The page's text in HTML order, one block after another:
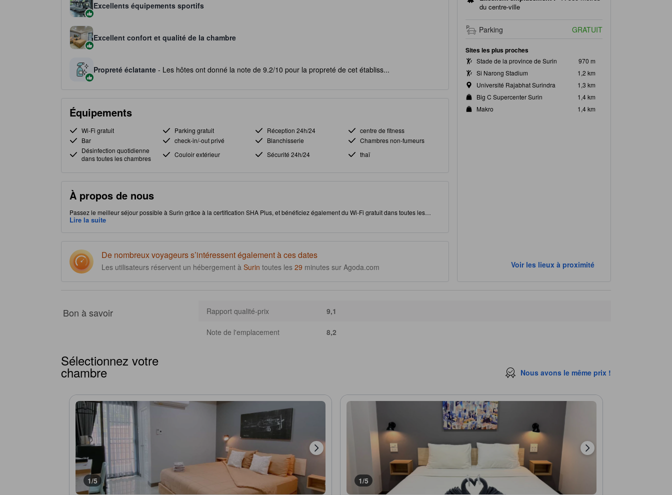
Excellents équipements sportifs
Excellent confort et qualité de la chambre
Propreté éclatante - Les hôtes ont donné la note de 9.2/10 pour la propreté de cet établiss...
Équipements
Wi-Fi gratuit Parking gratuit Réception 24h/24
centre de fitness
Bar
check-in/-out privé Blanchisserie
Chambres non-fumeurs
Désinfection quotidienne
dans toutes les chambres
Couloir extérieur Sécurité 24h/24 thaï
À propos de nous
Passez le meilleur séjour possible à Surin grâce à la certification SHA Plus, et bénéficiez également du Wi-Fi gratuit dans toutes les
chambres. Idéalement situé, Municipalité de Surin à Surin, cet établissement vous permet d'accéder facilement à des attractions
Lire la suite
De nombreux voyageurs s’intéressent également à ces dates
Les utilisateurs réservent un hébergement à Surin toutes les 29 minutes sur Agoda.com
du centre-ville
Parking GRATUIT
Sites les plus proches
Stade de la province de Surin
970 m
Si Narong Stadium
1,2 km
Université Rajabhat Surindra
1,3 km
Big C Supercenter Surin
1,4 km
Makro
1,4 km
Voir les lieux à proximité
Bon à savoir Rapport qualité-prix 9,1
Note de l'emplacement 8,2
Sélectionnez votre
chambre Nous avons le même prix !
1/5
1/5